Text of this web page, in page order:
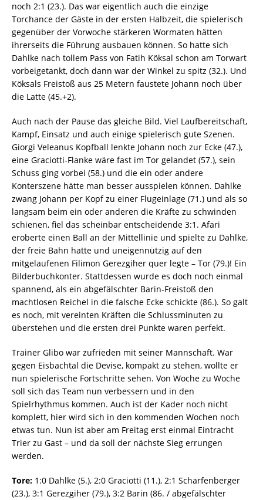
noch 2:1 (23.). Das war eigentlich auch die einzige
Torchance der Gäste in der ersten Halbzeit, die spielerisch
gegenüber der Vorwoche stärkeren Wormaten hätten
ihrerseits die Führung ausbauen können. So hatte sich
Dahlke nach tollem Pass von Fatih Köksal schon am Torwart
vorbeigetankt, doch dann war der Winkel zu spitz (32.). Und
Köksals Freistoß aus 25 Metern faustete Johann noch über
die Latte (45.+2).
Auch nach der Pause das gleiche Bild. Viel Laufbereitschaft,
Kampf, Einsatz und auch einige spielerisch gute Szenen.
Giorgi Veleanus Kopfball lenkte Johann noch zur Ecke (47.),
eine Graciotti-Flanke wäre fast im Tor gelandet (57.), sein
Schuss ging vorbei (58.) und die ein oder andere
Konterszene hätte man besser ausspielen können. Dahlke
zwang Johann per Kopf zu einer Flugeinlage (71.) und als so
langsam beim ein oder anderen die Kräfte zu schwinden
schienen, fiel das scheinbar entscheidende 3:1. Afari
eroberte einen Ball an der Mittellinie und spielte zu Dahlke,
der freie Bahn hatte und uneigennützig auf den
mitgelaufenen Filimon Gerezgiher quer legte – Tor (79.)! Ein
Bilderbuchkonter. Stattdessen wurde es doch noch einmal
spannend, als ein abgefälschter Barin-Freistoß den
machtlosen Reichel in die falsche Ecke schickte (86.). So galt
es noch, mit vereinten Kräften die Schlussminuten zu
überstehen und die ersten drei Punkte waren perfekt.
Trainer Glibo war zufrieden mit seiner Mannschaft. War
gegen Eisbachtal die Devise, kompakt zu stehen, wollte er
nun spielerische Fortschritte sehen. Von Woche zu Woche
soll sich das Team nun verbessern und in den
Spielrhythmus kommen. Auch ist der Kader noch nicht
komplett, hier wird sich in den kommenden Wochen noch
etwas tun. Nun ist aber am Freitag erst einmal Eintracht
Trier zu Gast – und da soll der nächste Sieg errungen
werden.
Tore: 1:0 Dahlke (5.), 2:0 Graciotti (11.), 2:1 Scharfenberger
(23.), 3:1 Gerezgiher (79.), 3:2 Barin (86. / abgefälschter